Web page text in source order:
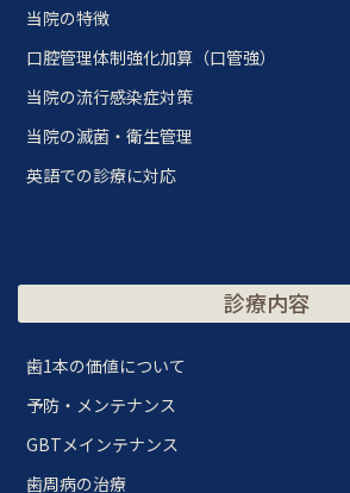
当院の特徴
口腔管理体制強化加算（口管強）
当院の流行感染症対策
当院の滅菌・衛生管理
英語での診療に対応
診療内容
歯1本の価値について
予防・メンテナンス
GBTメインテナンス
歯周病の治療